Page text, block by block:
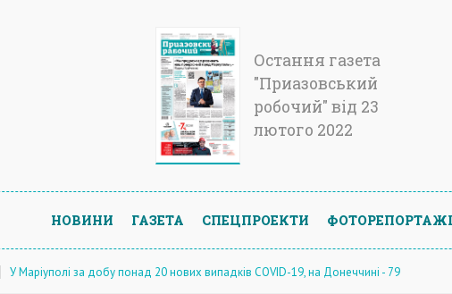
Остання газета
"Приазовський
робочий" від 23
лютого 2022
НОВИНИ ГАЗЕТА СПЕЦПРОЕКТИ ФОТОРЕПОРТАЖІ
У Маріуполі за добу понад 20 нових випадків COVID-19, на Донеччині - 79